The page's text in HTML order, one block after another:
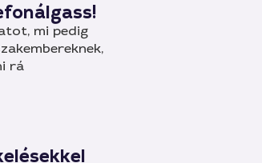
mi pedig
rá